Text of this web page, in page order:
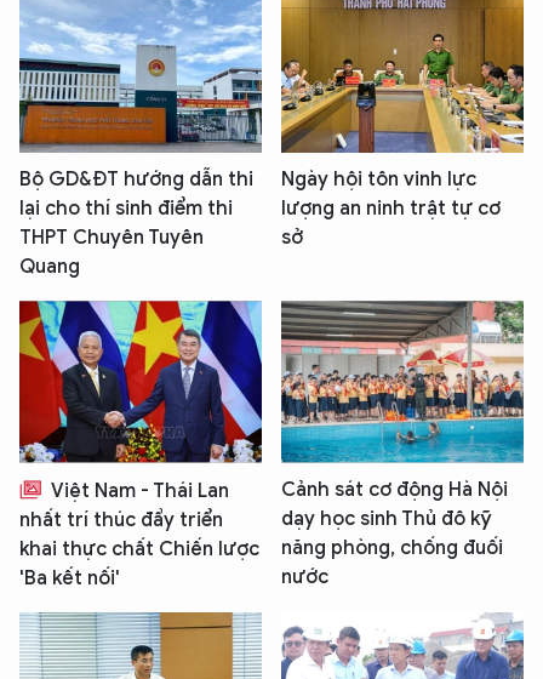
Bộ GD&ĐT hướng dẫn thi
lại cho thí sinh điểm thi
THPT Chuyên Tuyên
Quang
Ngày hội tôn vinh lực
lượng an ninh trật tự cơ
sở
Việt Nam - Thái Lan
nhất trí thúc đẩy triển
khai thực chất Chiến lược
'Ba kết nối'
Cảnh sát cơ động Hà Nội
dạy học sinh Thủ đô kỹ
năng phòng, chống đuối
nước